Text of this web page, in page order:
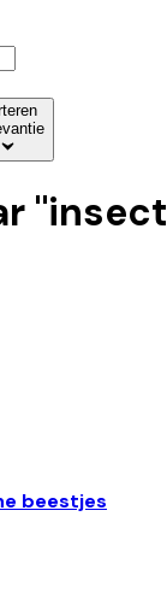
"insect
beestjes